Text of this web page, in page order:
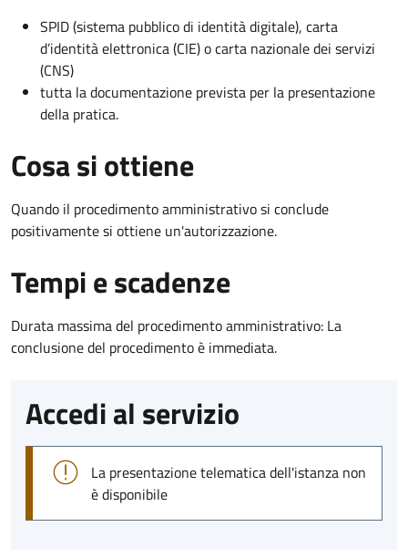
SPID (sistema pubblico di identità digitale), carta
d’identità elettronica (CIE) o carta nazionale dei servizi
(CNS)
tutta la documentazione prevista per la presentazione
della pratica.
Cosa si ottiene
Quando il procedimento amministrativo si conclude
positivamente si ottiene un'autorizzazione.
Tempi e scadenze
Durata massima del procedimento amministrativo: La
conclusione del procedimento è immediata.
Accedi al servizio
La presentazione telematica dell'istanza non
è disponibile